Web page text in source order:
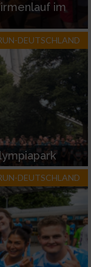
im
DEUTSCHLAND
DEUTSCHLAND